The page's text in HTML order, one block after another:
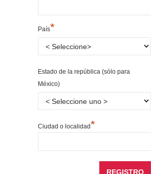
País*
Estado de la república (sólo para
México)
Ciudad o localidad*